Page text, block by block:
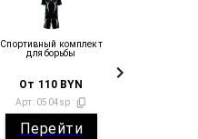
Спортивный комплект
для борьбы
От 110 BYN
Арт: 0504sp
Перейти